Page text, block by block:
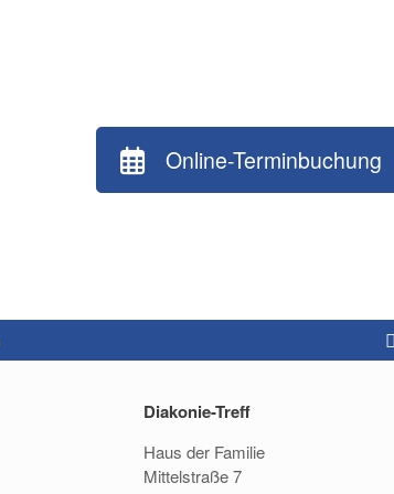
Online-Terminbuchung
Diakonie-Treff
Haus der Familie
Mittelstraße 7